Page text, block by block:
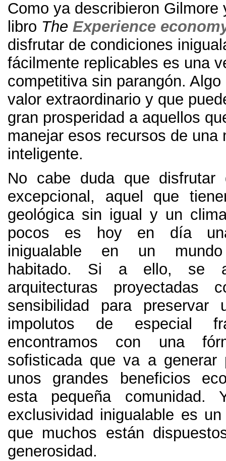
Como ya describieron Gilmore
libro The Experience
disfrutar de condiciones
fácilmente replicables es una
competitiva sin parangón. Algo
valor extraordinario y que
gran prosperidad a aquellos
manejar esos recursos de una
inteligente.
No cabe duda que disfrutar
excepcional , aquel que
geológica sin igual y un
pocos es hoy en día
inigualable en un mundo
habitado. Si a ello, se
arquitecturas proyectadas
sensibilidad para preservar
impolutos de especial
encontramos con una
sofisticada que va a generar
unos grandes beneficios
esta pequeña comunidad.
exclusividad inigualable es
que muchos están
generosidad.